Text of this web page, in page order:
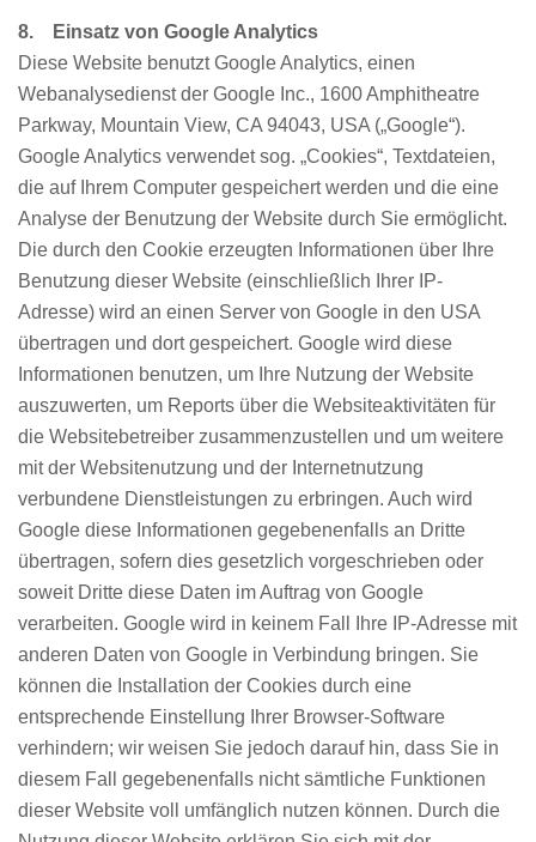
8. Einsatz von Google Analytics
Diese Website benutzt Google Analytics, einen
Webanalysedienst der Google Inc., 1600 Amphitheatre
Parkway, Mountain View, CA 94043, USA („Google“).
Google Analytics verwendet sog. „Cookies“, Textdateien,
die auf Ihrem Computer gespeichert werden und die eine
Analyse der Benutzung der Website durch Sie ermöglicht.
Die durch den Cookie erzeugten Informationen über Ihre
Benutzung dieser Website (einschließlich Ihrer IP-
Adresse) wird an einen Server von Google in den USA
übertragen und dort gespeichert. Google wird diese
Informationen benutzen, um Ihre Nutzung der Website
auszuwerten, um Reports über die Websiteaktivitäten für
die Websitebetreiber zusammenzustellen und um weitere
mit der Websitenutzung und der Internetnutzung
verbundene Dienstleistungen zu erbringen. Auch wird
Google diese Informationen gegebenenfalls an Dritte
übertragen, sofern dies gesetzlich vorgeschrieben oder
soweit Dritte diese Daten im Auftrag von Google
verarbeiten. Google wird in keinem Fall Ihre IP-Adresse mit
anderen Daten von Google in Verbindung bringen. Sie
können die Installation der Cookies durch eine
entsprechende Einstellung Ihrer Browser-Software
verhindern; wir weisen Sie jedoch darauf hin, dass Sie in
diesem Fall gegebenenfalls nicht sämtliche Funktionen
dieser Website voll umfänglich nutzen können. Durch die